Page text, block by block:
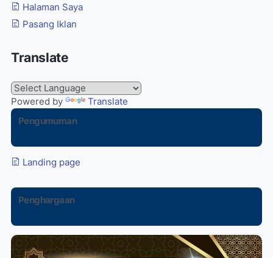
Halaman Saya
Pasang Iklan
Translate
Powered by
Translate
Pengumuman
Landing page
Penghargaan